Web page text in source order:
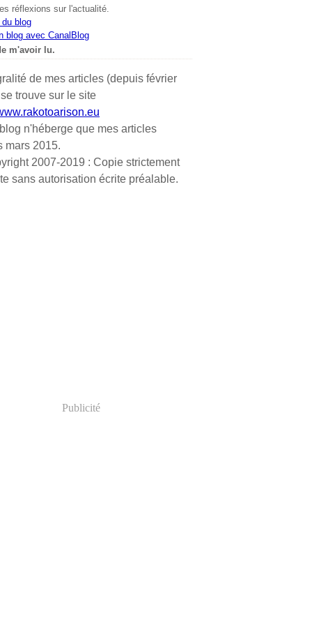
réflexions sur l'actualité.
blog
blog avec CanalBlog
m'avoir lu.
de mes articles (depuis février
trouve sur le site
n'héberge que mes articles
mars 2015.
2007-2019 : Copie strictement
sans autorisation écrite préalable.
Publicité